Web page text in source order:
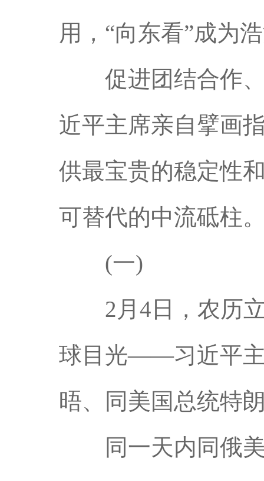
用，“向东看”成为
促进团结合作、
近平主席亲自擘画
供最宝贵的稳定性
可替代的中流砥柱
(一)
2月4日，农历立
球目光——习近平主
晤、同美国总统特
同一天内同俄美